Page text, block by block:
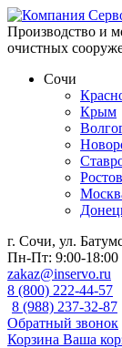
Производство и
очистных
Сочи
Крым
Ростов
г. Сочи, ул.
Пн-Пт: 9:00-18:00
zakaz@inservo.ru
8 (800) 222-44-57
8 (988) 237-32-87
Обратный звонок
Корзина Ваша